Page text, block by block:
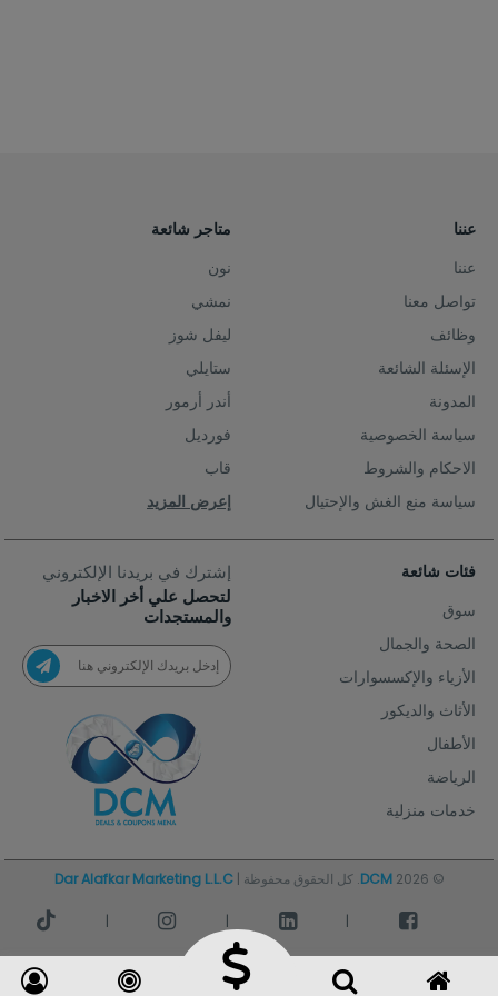
عننا
عننا
تواصل معنا
وظائف
الإسئلة الشائعة
المدونة
سياسة الخصوصية
الاحكام والشروط
سياسة منع الغش والإحتيال
متاجر شائعة
نون
نمشي
ليفل شوز
ستايلي
أندر أرمور
فورديل
قاب
إعرض المزيد
فئات شائعة
سوق
الصحة والجمال
الأزياء والإكسسوارات
الأثاث والديكور
الأطفال
الرياضة
خدمات منزلية
إشترك في بريدنا الإلكتروني
لتحصل علي أخر الاخبار
والمستجدات
© 2026
DCM. كل الحقوق محفوظة |Dar Alafkar Marketing L.L.C
|
|
|